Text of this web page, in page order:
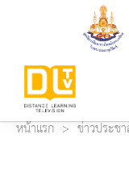
หน้าแรก ข่าวประช